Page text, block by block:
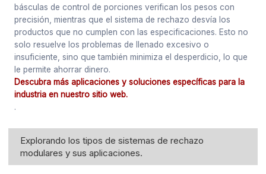
básculas de control de porciones verifican los pesos con
precisión, mientras que el sistema de rechazo desvía los
productos que no cumplen con las especificaciones. Esto no
solo resuelve los problemas de llenado excesivo o
insuficiente, sino que también minimiza el desperdicio, lo que
le permite ahorrar dinero.
Descubra más aplicaciones y soluciones específicas para la
industria en nuestro sitio web.
.
Explorando los tipos de sistemas de rechazo
modulares y sus aplicaciones.